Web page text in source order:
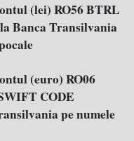
(lei) RO56 BTRL
Banca Transilvania
(euro) RO06
CODE
pe numele